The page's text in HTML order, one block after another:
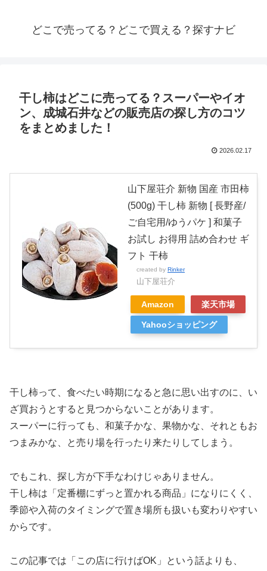
どこで売ってる？どこで買える？探すナビ
干し柿はどこに売ってる？スーパーやイオ
ン、成城石井などの販売店の探し方のコツ
をまとめました！
2026.02.17
山下屋荘介 新物 国産 市田柿
(500g) 干し柿 新物 [ 長野産/
ご自宅用/ゆうパケ ] 和菓子
お試し お得用 詰め合わせ ギ
フト 干柿
created by Rinker
山下屋荘介
Amazon 楽天市場
Yahooショッピング
干し柿って、食べたい時期になると急に思い出すのに、い
ざ買おうとすると見つからないことがあります。
スーパーに行っても、和菓子かな、果物かな、それともお
つまみかな、と売り場を行ったり来たりしてしまう。
でもこれ、探し方が下手なわけじゃありません。
干し柿は「定番棚にずっと置かれる商品」になりにくく、
季節や入荷のタイミングで置き場所も扱いも変わりやすい
からです。
この記事では「この店に行けばOK」という話よりも、